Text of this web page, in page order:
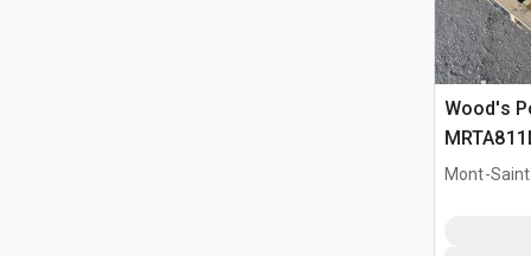
Wood's
Vacuum
Mont-